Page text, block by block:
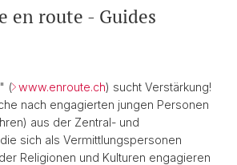
en route - Guides
( www.enroute.ch) sucht Verstärkung!
nach engagierten jungen Personen
aus der Zentral- und
sich als Vermittlungspersonen
Religionen und Kulturen engagieren